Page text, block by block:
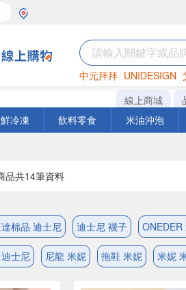
中元拜拜 UNIDESIGN
罐頭 海苔 洋
線上商城
冷凍 飲料零食 米油沖泡
品共14筆資料
棉品 迪士尼 迪士尼 襪子 ONEDER
士尼 尼龍 米妮 拖鞋 米妮 米妮